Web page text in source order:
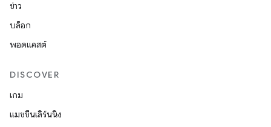
ข่าว
บล็อก
พอดแคสต์
DISCOVER
เกม
แมชชีนเลิร์นนิง